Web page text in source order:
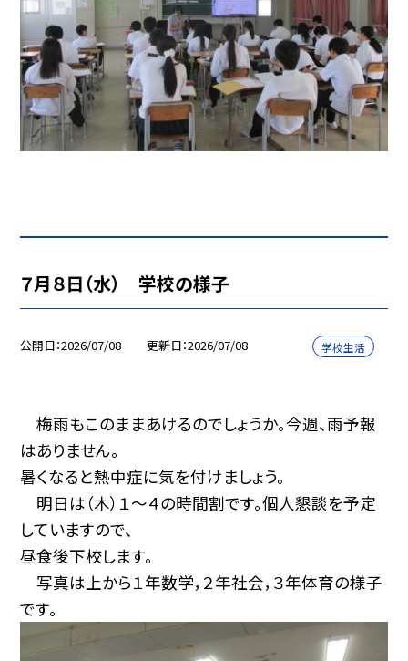
７月８日（水） 学校の様子
公開日 2026/07/08 更新日 2026/07/08 学校生活
梅雨もこのままあけるのでしょうか。今週、雨予報
はありません。
暑くなると熱中症に気を付けましょう。
明日は（木）１～４の時間割です。個人懇談を予定
していますので、
昼食後下校します。
写真は上から１年数学，２年社会，３年体育の様子
です。